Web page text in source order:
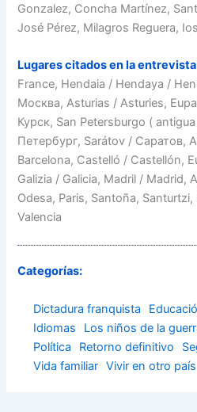
Gonzalez, Concha Martínez,
José Pérez, Milagros Reguera,
Lugares citados en la
France, Hendaia / Hendaya /
Москва, Asturias / Asturies,
Курск, San Petersburgo (
Петербург, Sarátov / Саратов,
Barcelona, Castelló / Castellón,
Galizia / Galicia, Madril / Madrid,
Odesa, Paris, Santoña,
Valencia
Categorías:
Dictadura franquista
Idiomas
Los niños de la
Política
Retorno definitivo
Vida familiar Vivir en otro país